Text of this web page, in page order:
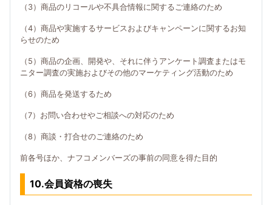
（3）商品のリコールや不具合情報に関するご連絡のため
（4）商品や実施するサービスおよびキャンペーンに関するお知
らせのため
（5）商品の企画、開発や、それに伴うアンケート調査またはモ
ニター調査の実施およびその他のマーケティング活動のため
（6）商品を発送するため
（7）お問い合わせやご相談への対応のため
（8）商談・打合せのご連絡のため
前各号ほか、ナフコメンバーズの事前の同意を得た目的
10.会員資格の喪失